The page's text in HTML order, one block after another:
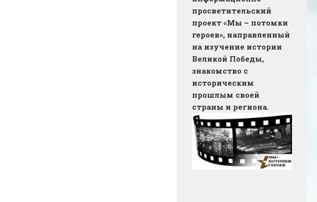
просветительский
проект «Мы – потомки
героев», направленный
на изучение истории
Великой Победы,
знакомство с
историческим
прошлым своей
страны и региона.